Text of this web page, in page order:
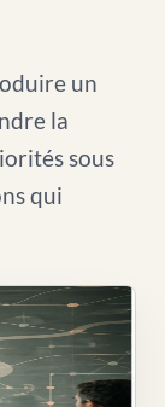
un
la
sous
qui